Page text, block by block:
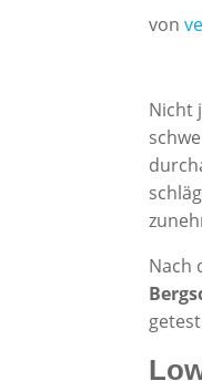
von
Nicht
Nach